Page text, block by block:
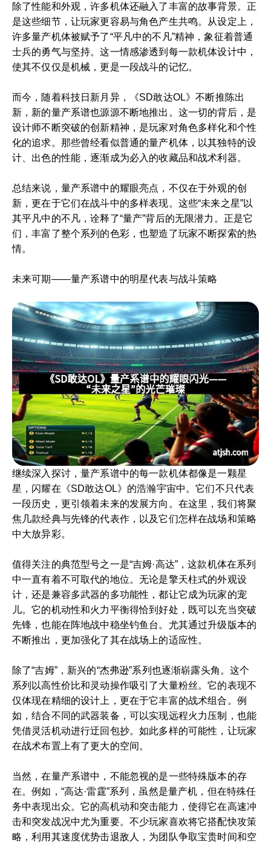
除了性能和外观，许多机体还融入了丰富的故事背景。正
是这些细节，让玩家更容易与角色产生共鸣。从设定上，
许多量产机体被赋予了“平凡中的不凡”精神，象征着普通
士兵的勇气与坚持。这一情感渗透到每一款机体设计中，
使其不仅仅是机械，更是一段战斗的记忆。
而今，随着科技日新月异，《SD敢达OL》不断推陈出
新，新的量产系谱也源源不断地推出。这一切的背后，是
设计师不断突破的创新精神，是玩家对角色多样化和个性
化的追求。那些曾经看似普通的量产机体，以其独特的设
计、出色的性能，逐渐成为必入的收藏品和战术利器。
总结来说，量产系谱中的耀眼亮点，不仅在于外观的创
新，更在于它们在战斗中的多样表现。这些“未来之星”以
其平凡中的不凡，诠释了“量产”背后的无限潜力。正是它
们，丰富了整个系列的色彩，也塑造了玩家不断探索的热
情。
未来可期——量产系谱中的明星代表与战斗策略
继续深入探讨，量产系谱中的每一款机体都像是一颗星
星，闪耀在《SD敢达OL》的浩瀚宇宙中。它们不只代表
一段历史，更引领着未来的发展方向。在这里，我们将聚
焦几款经典与先锋的代表作，以及它们怎样在战场和策略
中大放异彩。
值得关注的典范型号之一是“吉姆·高达”，这款机体在系列
中一直有着不可取代的地位。无论是擎天柱式的外观设
计，还是兼容多武器的多功能性，都让它成为玩家的宠
儿。它的机动性和火力平衡得恰到好处，既可以充当突破
先锋，也能在阵地战中稳坐钓鱼台。尤其通过升级版本的
不断推出，更加强化了其在战场上的适应性。
除了“吉姆”，新兴的“杰弗逊”系列也逐渐崭露头角。这个
系列以高性价比和灵动操作吸引了大量粉丝。它的表现不
仅体现在精细的设计上，更在于它丰富的战术组合。例
如，结合不同的武器装备，可以实现远程火力压制，也能
凭借灵活机动进行迂回包抄。如此多样的可能性，让玩家
在战术布置上有了更大的空间。
当然，在量产系谱中，不能忽视的是一些特殊版本的存
在。例如，“高达·雷霆”系列，虽然是量产机，但在特殊任
务中表现出众。它的高机动和突击能力，使得它在高速冲
击和突发战况中尤为重要。不少玩家喜欢将它搭配快攻策
略，利用其速度优势击退敌人，为团队争取宝贵时间和空